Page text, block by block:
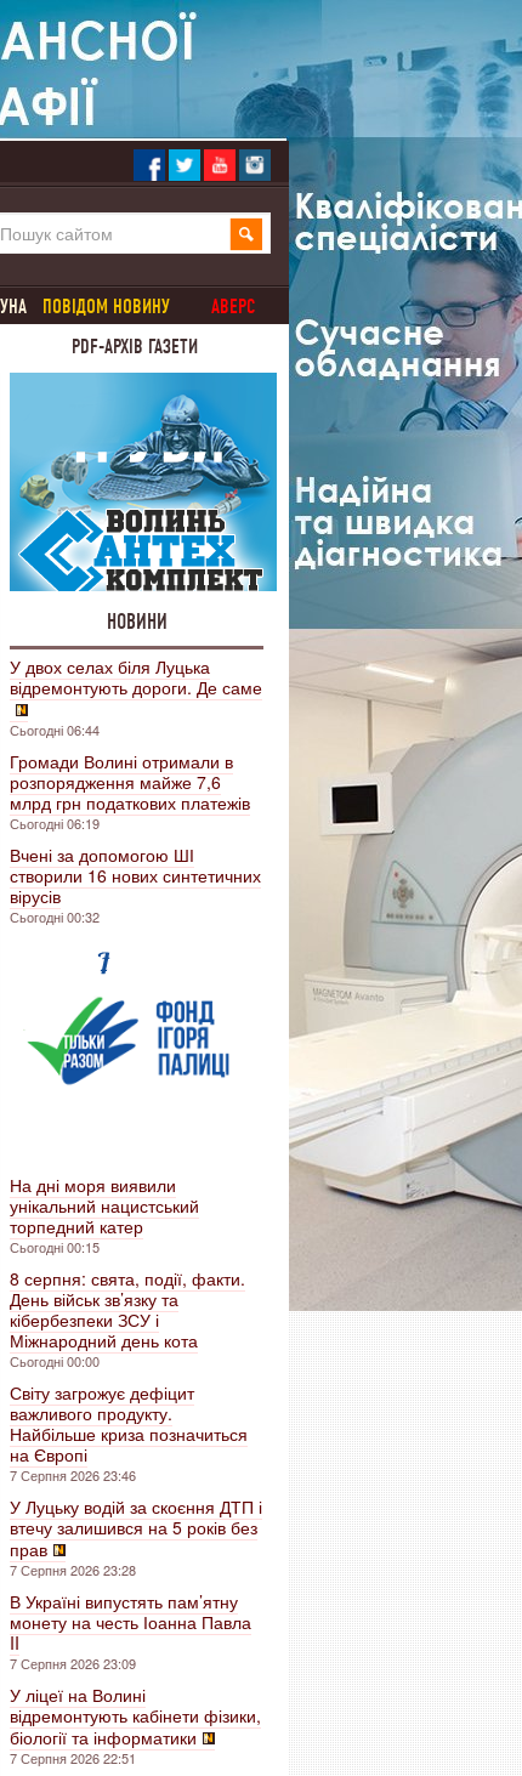
ПОВІДОМ НОВИНУ
АВЕРС
PDF-АРХІВ ГАЗЕТИ
НОВИНИ
У двох селах біля Луцька
відремонтують дороги. Де саме
Сьогодні 06:44
Громади Волині отримали в
розпорядження майже 7,6
млрд грн податкових платежів
Сьогодні 06:19
Вчені за допомогою ШІ
створили 16 нових синтетичних
вірусів
Сьогодні 00:32
На дні моря виявили
унікальний нацистський
торпедний катер
Сьогодні 00:15
8 серпня: свята, події, факти.
День військ зв’язку та
кібербезпеки ЗСУ і
Міжнародний день кота
Сьогодні 00:00
Світу загрожує дефіцит
важливого продукту.
Найбільше криза позначиться
на Європі
7 Серпня 2026 23:46
У Луцьку водій за скоєння ДТП і
втечу залишився на 5 років без
прав
7 Серпня 2026 23:28
В Україні випустять пам’ятну
монету на честь Іоанна Павла
II
7 Серпня 2026 23:09
У ліцеї на Волині
відремонтують кабінети фізики,
біології та інформатики
7 Серпня 2026 22:51